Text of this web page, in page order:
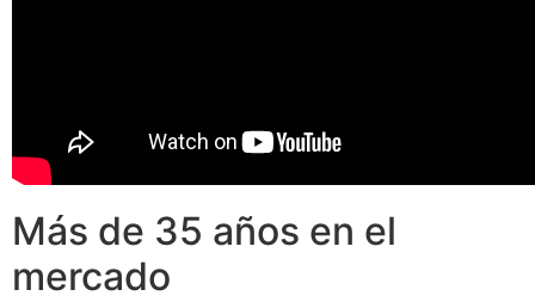
Más de 35 años en el
mercado